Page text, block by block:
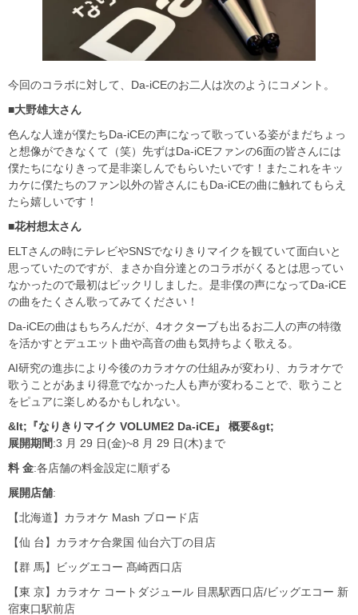
今回のコラボに対して、Da-iCEのお二人は次のようにコメント。
■大野雄大さん
色んな人達が僕たちDa-iCEの声になって歌っている姿がまだちょっ
と想像ができなくて（笑）先ずはDa-iCEファンの6面の皆さんには
僕たちになりきって是非楽しんでもらいたいです！またこれをキッ
カケに僕たちのファン以外の皆さんにもDa-iCEの曲に触れてもらえ
たら嬉しいです！
■花村想太さん
ELTさんの時にテレビやSNSでなりきりマイクを観ていて面白いと
思っていたのですが、まさか自分達とのコラボがくるとは思ってい
なかったので最初はビックリしました。是非僕の声になってDa-iCE
の曲をたくさん歌ってみてください！
Da-iCEの曲はもちろんだが、4オクターブも出るお二人の声の特徴
を活かすとデュエット曲や高音の曲も気持ちよく歌える。
AI研究の進歩により今後のカラオケの仕組みが変わり、カラオケで
歌うことがあまり得意でなかった人も声が変わることで、歌うこと
をピュアに楽しめるかもしれない。
&lt;『なりきりマイク VOLUME2 Da-iCE』 概要&gt;
展開期間:3 月 29 日(金)~8 月 29 日(木)まで
料 金:各店舗の料金設定に順ずる
展開店舗:
【北海道】カラオケ Mash ブロード店
【仙 台】カラオケ合衆国 仙台六丁の目店
【群 馬】ビッグエコー 髙崎西口店
【東 京】カラオケ コートダジュール 目黒駅西口店/ビッグエコー 新
宿東口駅前店